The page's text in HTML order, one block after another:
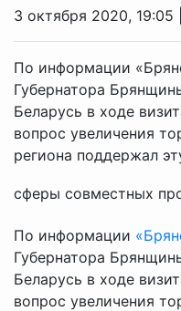
3 октября 2020, 19:05 |
По информации
Губернатора
Беларусь в ходе
вопрос увеличения
региона поддержал
сферы совместных
По информации
Губернатора
Беларусь в ходе
вопрос увеличения